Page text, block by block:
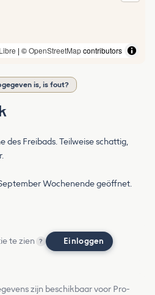
| ©OpenStreetMapcontributors
is, is fout?
des Freibads. Teilweise schattig,
Wochenende geöffnet.
te zien ? Einloggen
zijn beschikbaar voor Pro-